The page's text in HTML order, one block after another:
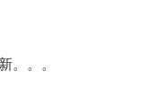
。。。